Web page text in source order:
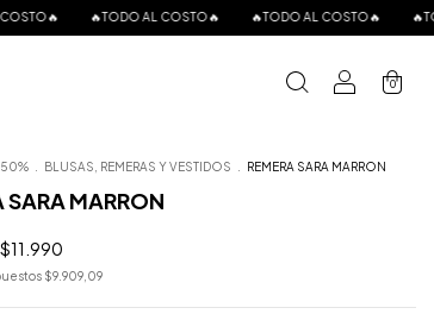
AL COSTO🔥 🔥TODO AL COSTO🔥 🔥TODO AL COSTO🔥
0
50% BLUSAS, REMERAS Y VESTIDOS REMERA SARA MARRON
SARA MARRON
$11.990
$9.909,09